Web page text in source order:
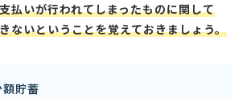
払いが行われてしまったものに関して
ないということを覚えておきましょう。
貯蓄